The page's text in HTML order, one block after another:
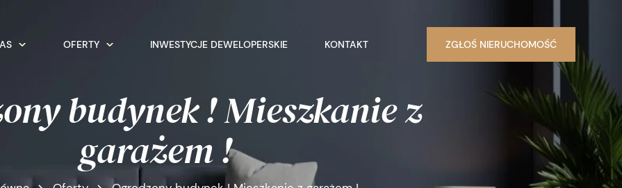
OFERTY INWESTYCJE DEWELOPERSKIE KONTAKT ZGŁOŚ NIERUCHOMOŚĆ
budynek ! Mieszkanie z
garażem !